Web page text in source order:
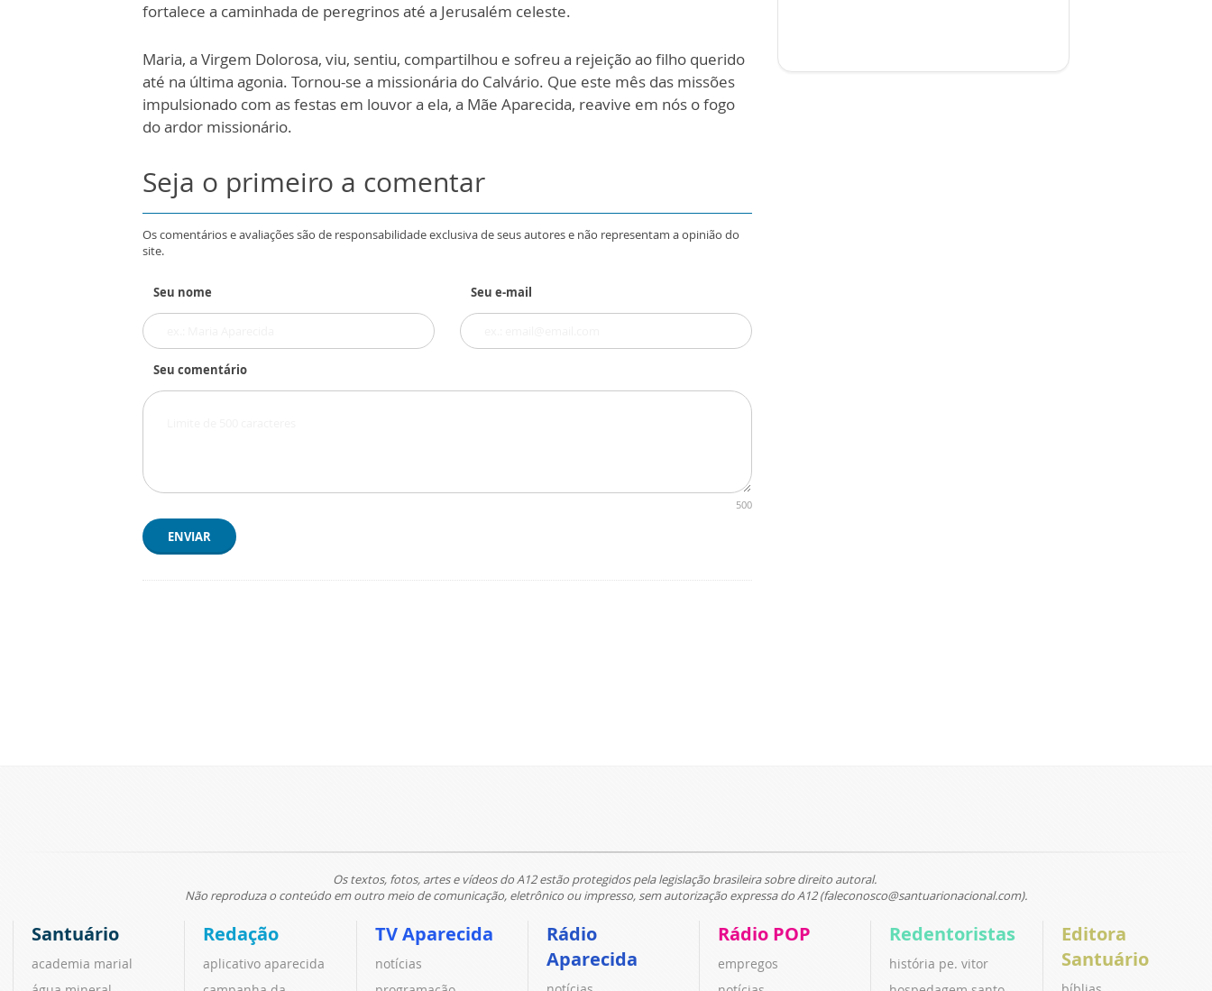
fortalece a caminhada de peregrinos até a Jerusalém celeste.
Maria, a Virgem Dolorosa, viu, sentiu, compartilhou e sofreu a rejeição ao filho querido
até na última agonia. Tornou-se a missionária do Calvário. Que este mês das missões
impulsionado com as festas em louvor a ela, a Mãe Aparecida, reavive em nós o fogo
do ardor missionário.
Seja o primeiro a comentar
Os comentários e avaliações são de responsabilidade exclusiva de seus autores e não representam a opinião do
site.
Seu nome Seu e-mail
Seu comentário
500
ENVIAR
Os textos, fotos, artes e vídeos do A12 estão protegidos pela legislação brasileira sobre direito autoral.
Não reproduza o conteúdo em outro meio de comunicação, eletrônico ou impresso, sem autorização expressa do A12 (faleconosco@santuarionacional.com).
Santuário
academia marial
Redação
aplicativo aparecida
TV Aparecida
notícias
Rádio
Aparecida
Rádio POP
empregos
Redentoristas
história pe. vitor
Editora
Santuário